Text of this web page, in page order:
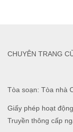
Tòa soạn: Tòa nhà
Giấy phép hoạt
Truyền thông cấp
CHUYÊN TRANG